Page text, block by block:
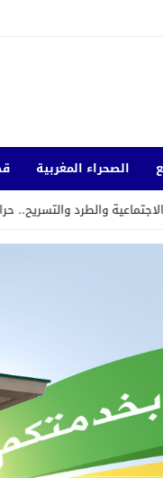
الصحراء المغربية
والتسريح.. حراس الأمن